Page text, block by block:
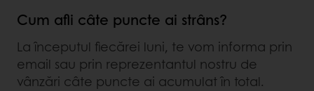
Cum afli câte puncte ai strâns?
La începutul fiecărei luni, te vom informa prin
email sau prin reprezentantul nostru de
vânzări câte puncte ai acumulat în total.